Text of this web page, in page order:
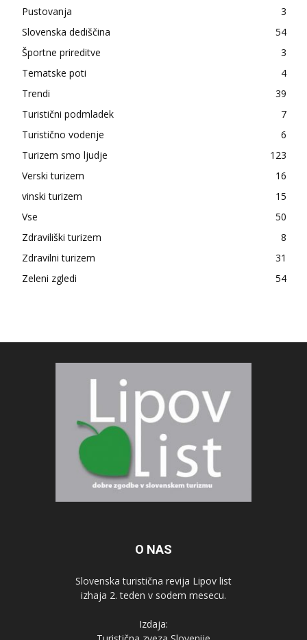
Pustovanja
3
Slovenska dediščina
54
Športne prireditve
3
Tematske poti
4
Trendi
39
Turistični podmladek
7
Turistično vodenje
6
Turizem smo ljudje
123
Verski turizem
16
vinski turizem
15
Vse
50
Zdraviliški turizem
8
Zdravilni turizem
31
Zeleni zgledi
54
O NAS
Slovenska turistična revija Lipov list
izhaja 2. teden v sodem mesecu.
Izdaja: